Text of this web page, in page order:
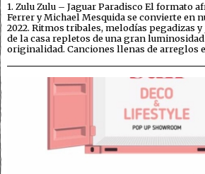
1. Zulu Zulu – Jaguar Paradisco El formato
Ferrer y Michael Mesquida se convierte en
2022. Ritmos tribales, melodías pegadizas y
de la casa repletos de una gran
originalidad. Canciones llenas de arreglos